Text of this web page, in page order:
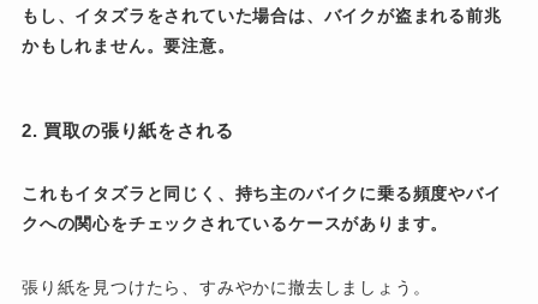
もし、イタズラをされていた場合は、バイクが盗まれる前兆
かもしれません。要注意。
2. 買取の張り紙をされる
これもイタズラと同じく、持ち主のバイクに乗る頻度やバイ
クへの関心をチェックされているケースがあります。
張り紙を見つけたら、すみやかに撤去しましょう。